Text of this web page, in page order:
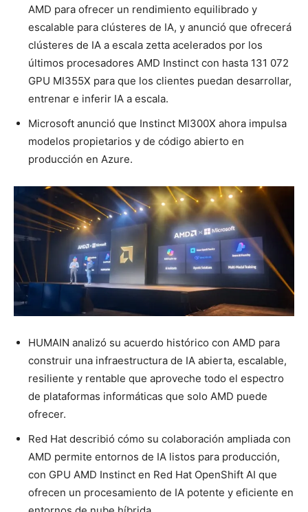
AMD para ofrecer un rendimiento equilibrado y
escalable para clústeres de IA, y anunció que ofrecerá
clústeres de IA a escala zetta acelerados por los
últimos procesadores AMD Instinct con hasta 131 072
GPU MI355X para que los clientes puedan desarrollar,
entrenar e inferir IA a escala.
Microsoft anunció que Instinct MI300X ahora impulsa
modelos propietarios y de código abierto en
producción en Azure.
HUMAIN analizó su acuerdo histórico con AMD para
construir una infraestructura de IA abierta, escalable,
resiliente y rentable que aproveche todo el espectro
de plataformas informáticas que solo AMD puede
ofrecer.
Red Hat describió cómo su colaboración ampliada con
AMD permite entornos de IA listos para producción,
con GPU AMD Instinct en Red Hat OpenShift AI que
ofrecen un procesamiento de IA potente y eficiente en